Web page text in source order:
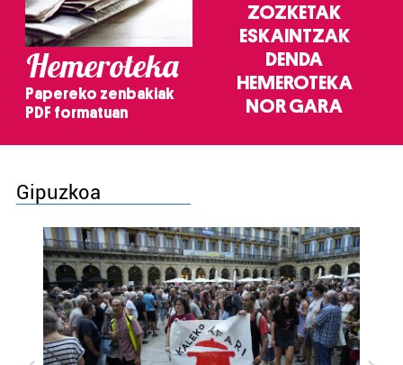
Hemeroteka
Papereko zenbakiak
PDF formatuan
ZOZKETAK
ESKAINTZAK
DENDA
HEMEROTEKA
NOR GARA
Gipuzkoa